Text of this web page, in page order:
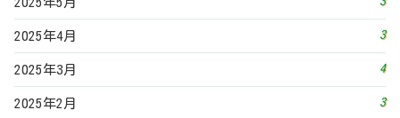
2025年4月 3
2025年3月 4
2025年2月 3